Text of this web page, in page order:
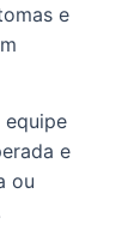
e
equipe
e
ou